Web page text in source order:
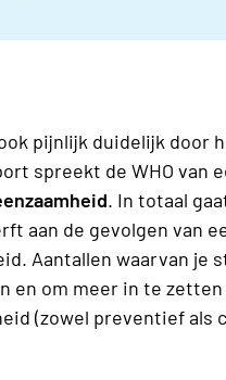
pijnlijk duidelijk door
spreekt de WHO van
. In totaal
aan de gevolgen van
Aantallen waarvan je
en om meer in te zetten
(zowel preventief als